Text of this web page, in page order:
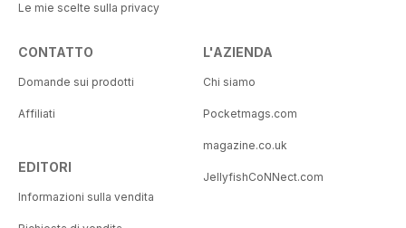
Le mie scelte sulla privacy
CONTATTO
Domande sui prodotti
Affiliati
EDITORI
Informazioni sulla vendita
L'AZIENDA
Chi siamo
Pocketmags.com
magazine.co.uk
JellyfishCoNNect.com